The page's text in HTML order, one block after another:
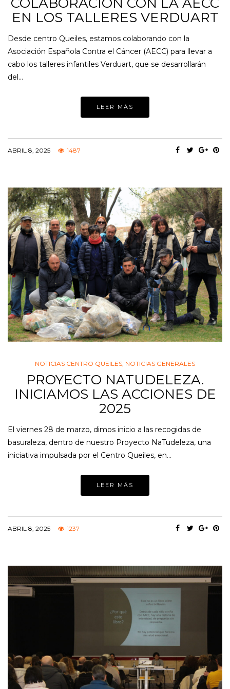
EN LOS TALLERES VERDUART
Desde centro Queiles, estamos colaborando con la
Asociación Española Contra el Cáncer (AECC) para llevar a
cabo los talleres infantiles Verduart, que se desarrollarán
del…
LEER MÁS
ABRIL 8, 2025 1487
NOTICIAS CENTRO QUEILES, NOTICIAS GENERALES
PROYECTO NATUDELEZA.
INICIAMOS LAS ACCIONES DE
2025
El viernes 28 de marzo, dimos inicio a las recogidas de
basuraleza, dentro de nuestro Proyecto NaTudeleza, una
iniciativa impulsada por el Centro Queiles, en…
LEER MÁS
ABRIL 8, 2025 1237